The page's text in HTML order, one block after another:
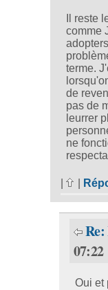
Il reste
comme
terme.
de
pas de
leurrer
ne
|
07:22
Oui et